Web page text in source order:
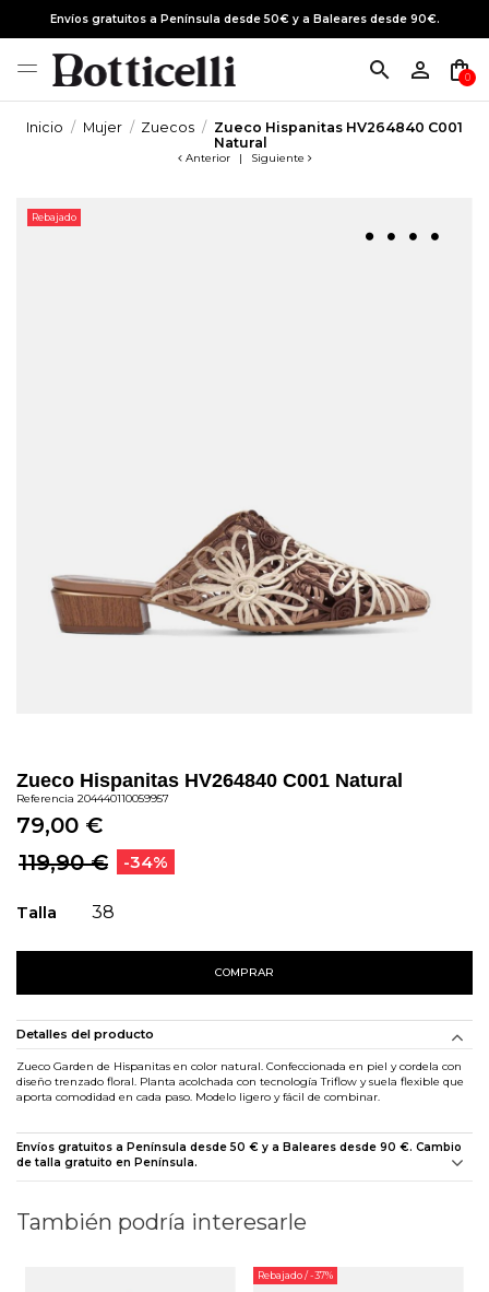
Envíos gratuitos a Península desde 50€ y a Baleares desde 90€.
search person_outline shopping_bag
0
Inicio Mujer Zuecos
Zueco Hispanitas HV264840 C001
Natural
Anterior | Siguiente
Rebajado
Zueco Hispanitas HV264840 C001 Natural
Referencia 204440110059957
79,00 €
119,90 €
-34%
Talla 38
COMPRAR
Detalles del producto
Zueco Garden de Hispanitas en color natural. Confeccionada en piel y cordela con
diseño trenzado floral. Planta acolchada con tecnología Triflow y suela flexible que
aporta comodidad en cada paso. Modelo ligero y fácil de combinar.
Envíos gratuitos a Península desde 50 € y a Baleares desde 90 €. Cambio
de talla gratuito en Península.
También podría interesarle
Rebajado/ -37%